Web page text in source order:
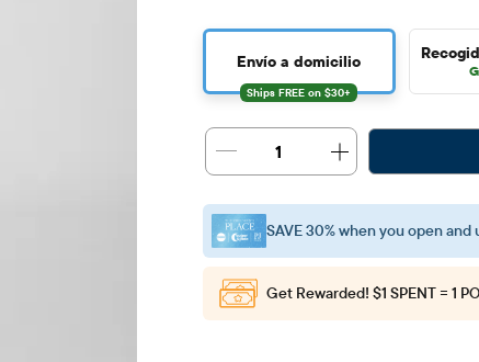
Envío a domicilio
1
SAVE 30% when you open and
Get Rewarded! $1 SPENT = 1